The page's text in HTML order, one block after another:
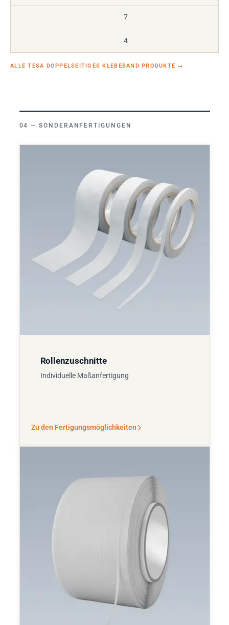
7
4
ALLE TESA DOPPELSEITIGES KLEBEBAND PRODUKTE →
SONDERANFERTIGUNGEN
Rollenzuschnitte
Individuelle Maßanfertigung
Zu den Fertigungsmöglichkeiten